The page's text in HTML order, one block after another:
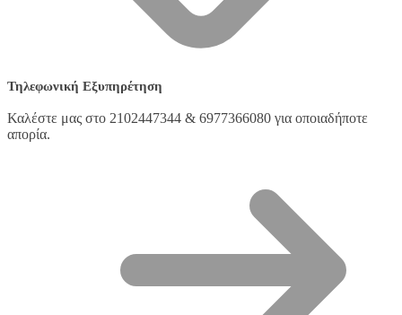
Τηλεφωνική Εξυπηρέτηση
Καλέστε μας στο 2102447344 & 6977366080 για οποιαδήποτε
απορία.